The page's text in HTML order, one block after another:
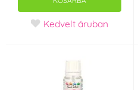
Kedvelt áruban